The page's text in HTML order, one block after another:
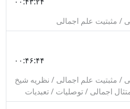
مباحث مطرح شده در آن،
و خاص، الفاظ و صيغ عموم، حجت
آن راه يافته، اجمال مخصص،
با خبر واحد و...
تنظيم شده و مباحث الفاظ را به
مطلق و مقيد، مقدمات حكمت،
/ مثبتیت علم اجمالی
۰۰:۴۶:۴۴
/ مثبتیت علم اجمالی / نظریه شیخ
اجمالی / توصلیات / تعبدیات